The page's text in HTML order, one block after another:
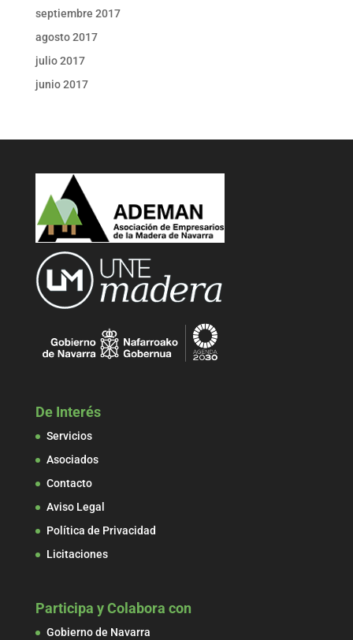
septiembre 2017
agosto 2017
julio 2017
junio 2017
De Interés
Servicios
Asociados
Contacto
Aviso Legal
Política de Privacidad
Licitaciones
Participa y Colabora con
Gobierno de Navarra